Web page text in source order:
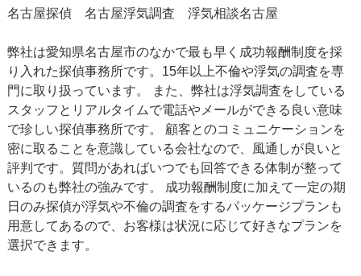
名古屋探偵 名古屋浮気調査 浮気相談名古屋
弊社は愛知県名古屋市のなかで最も早く成功報酬制度を採
り入れた探偵事務所です。15年以上不倫や浮気の調査を専
門に取り扱っています。 また、弊社は浮気調査をしている
スタッフとリアルタイムで電話やメールができる良い意味
で珍しい探偵事務所です。 顧客とのコミュニケーションを
密に取ることを意識している会社なので、風通しが良いと
評判です。質問があればいつでも回答できる体制が整って
いるのも弊社の強みです。 成功報酬制度に加えて一定の期
日のみ探偵が浮気や不倫の調査をするパッケージプランも
用意してあるので、お客様は状況に応じて好きなプランを
選択できます。